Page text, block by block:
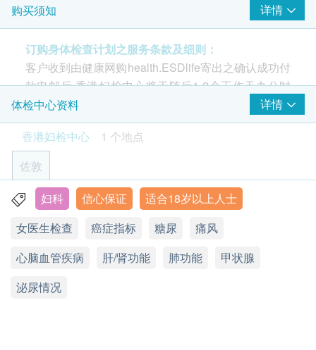
静态心电图
肺功能 重点项目
胸肺X光片
2 基本项目
基本健康评估
血压
身高
体重
脉搏率
HK$1,900.0
病毒抗体(鼻咽癌)
和鼻咽癌相关的癌症指标
HK$350.0
甲状腺超声波扫描
甲状腺肿瘤影响可大可小，包括大颈泡、 甲亢等,超声波检查
助甲状腺治疗及甲状腺病变
HK$
盆腔超声波扫描 (子宫, 卵巢及膀胱)
透过盆腔超声波检查，可检验子宫、卵巢等生殖器官有否产生
病变
HK$1,400.0
直肠癌
肠癌卵巢癌和膀胱癌相关的指标
此计划是为女士而设的标准基本全面健康检查计划：
本中心由女家庭科西医及女放射专科医生主理，所有
的工作人员均为女性，提供一站式服务，更切合您的
需要，特设置女性专用区域，包括超声波检查，肺部
X光检查，静态心电图心脏检查，癌指标，大肠癌初
验，肝功能检查，肾功能检查，乙型肝炎检验。
购买须知 详情
订购身体检查计划之服务条款及细则：
客户收到由健康网购health.ESDlife寄出之确认成功付
款电邮后,香港妇检中心将于随后1-2个工作天办公时
间内,致电客户预约身体检查的时间及地点。 客户亦可
在订单确认后1个工作天致电该中心预约 (电话：2155
4209)。
年龄
一般健康检查计划只适用于18岁或以上之人士 (过敏
测试适合5岁或以上人士)
使用长者医疗券
如希望使用长者医疗券进行支付，请在订购前先联络
健康网购，以便我们为您做出相应的安排。
体检中心资料
详情
香港妇检中心
1 个地点
佐敦
九龙佐敦弥敦道363号恒成大厦3B室
显示地图
星期一至五︰9:00a.m. – 6:00p.m.
星期日及公众假期︰休息
妇科 信心保证
适合18岁以上人士
女医生检查
癌症指标 糖尿
痛风
心脑血管疾病
肝/肾功能 肺功能
甲状腺
泌尿情况